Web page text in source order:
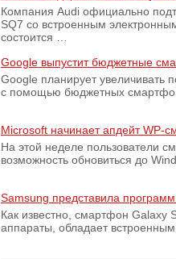
Компания Audi официально
SQ7 со встроенным
состоится …
Google выпустит бюджетные
Google планирует увеличивать
с помощью бюджетных
Microsoft начинает апдейт WP-
На этой неделе пользователи
возможность обновиться до
Samsung представила
Как известно, смартфон Galaxy
аппараты, обладает